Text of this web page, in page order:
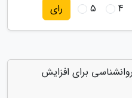
4
5 رای
با "10 ترفند روانشناسی برای افزایش